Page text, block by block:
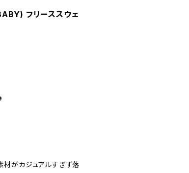
フリーススウェ
材がカジュアルすぎず落